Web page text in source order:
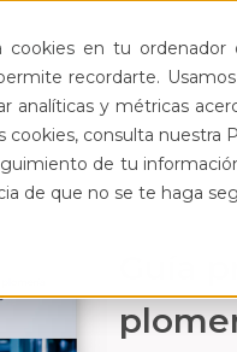
cookies en tu
recordarte.
analíticas y métricas
cookies, consulta nuestra
de tu
de que no se te haga